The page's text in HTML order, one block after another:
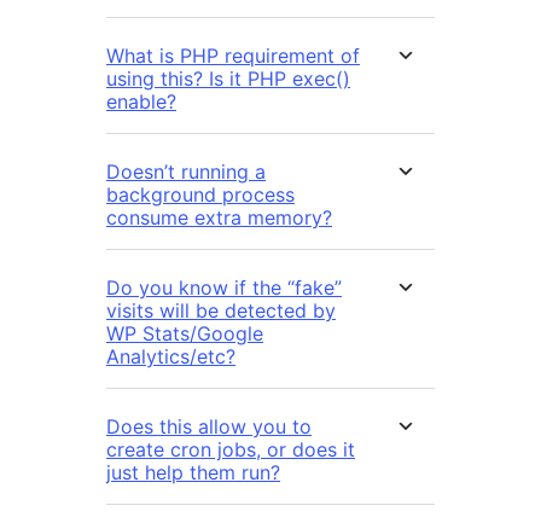
What is PHP requirement of
using this? Is it PHP exec()
enable?
Doesn’t running a
background process
consume extra memory?
Do you know if the “fake”
visits will be detected by
WP Stats/Google
Analytics/etc?
Does this allow you to
create cron jobs, or does it
just help them run?